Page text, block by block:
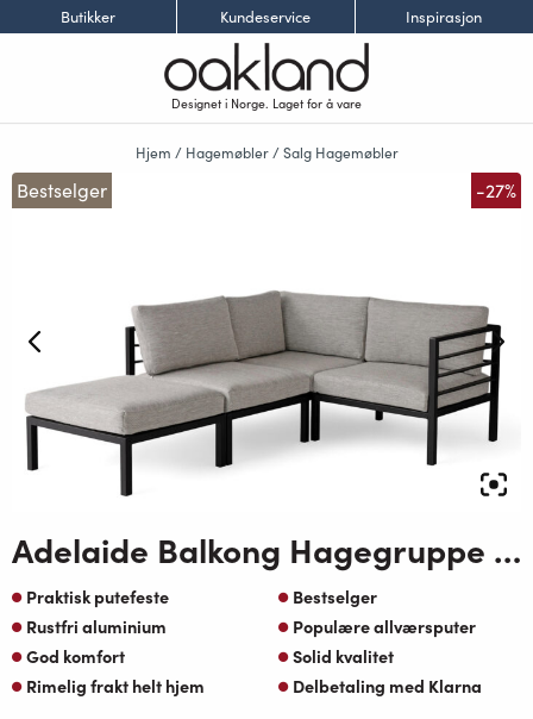
Butikker Kundeservice Inspirasjon
Designet i Norge. Laget for å vare
Hjem / Hagemøbler/Salg Hagemøbler
Bestselger -27%
Adelaide Balkong Hagegruppe Koks aluminium med Greige Oaktekstil Pute
Praktisk putefeste
Bestselger
Rustfri aluminium
Populære allværsputer
God komfort
Solid kvalitet
Rimelig frakt helt hjem
Delbetaling med Klarna